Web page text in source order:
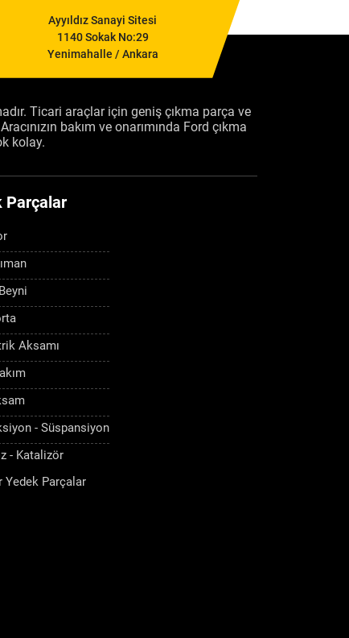
Ayyıldız Sanayi Sitesi
1140 Sokak No:29
Yenimahalle / Ankara
Ticari araçlar için geniş çıkma parça ve
bakım ve onarımında Ford çıkma
kolay.
Parçalar
Aksamı
- Süspansiyon
- Katalizör
Yedek Parçalar